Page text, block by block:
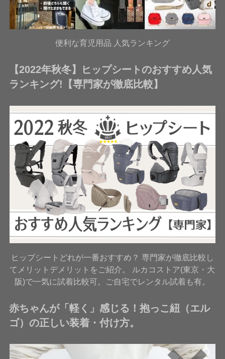
便利な育児用品 人気ランキング
【2022年秋冬】ヒップシートのおすすめ人気
ランキング!【専門家が徹底比較】
ヒップシートどれが一番おすすめ？ 専門家が徹底比較し
てメリットデメリットをご紹介。 ルカコストア(東京・大
阪)で一気に試着比較可。ご自宅でレンタル試着も有。
赤ちゃんが「軽く」感じる！抱っこ紐（エル
ゴ）の正しい装着・付け方。